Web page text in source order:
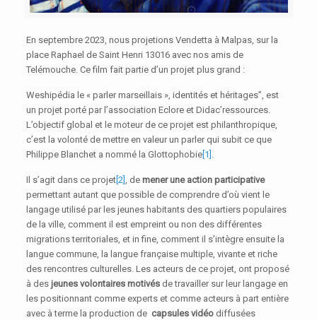
En septembre 2023, nous projetions Vendetta à Malpas, sur la
place Raphael de Saint Henri 13016 avec nos amis de
Telémouche. Ce film fait partie d’un projet plus grand :
Weshipédia le « parler marseillais », identités et héritages”, est
un projet porté par l’association Eclore et Didac’ressources.
L’objectif global et le moteur de ce projet est philanthropique,
c’est la volonté de mettre en valeur un parler qui subit ce que
Philippe Blanchet a nommé la Glottophobie [1] .
Il s’agit dans ce projet [2], de mener une action participative
permettant autant que possible de comprendre d’où vient le
langage utilisé par les jeunes habitants des quartiers populaires
de la ville, comment il est empreint ou non des différentes
migrations territoriales, et in fine, comment il s’intègre ensuite la
langue commune, la langue française multiple, vivante et riche
des rencontres culturelles. Les acteurs de ce projet, ont proposé
à desjeunes volontaires motivés de travailler sur leur langage en
les positionnant comme experts et comme acteurs à part entière
avec à terme la production de capsules vidéo diffusées